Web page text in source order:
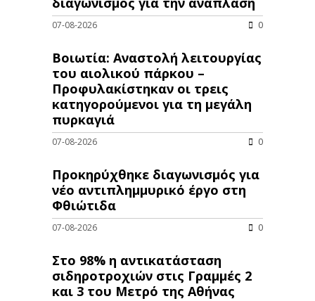
07-08-2026 0
Βοιωτία: Αναστολή λειτουργίας
του αιολικού πάρκου –
Προφυλακίστηκαν οι τρεις
κατηγορούμενοι για τη μεγάλη
πυρκαγιά
07-08-2026 0
Προκηρύχθηκε διαγωνισμός για
νέo αντιπλημμυρικό έργο στη
Φθιώτιδα
07-08-2026 0
Στο 98% η αντικατάσταση
σιδηροτροχιών στις Γραμμές 2
και 3 του Μετρό της Αθήνας